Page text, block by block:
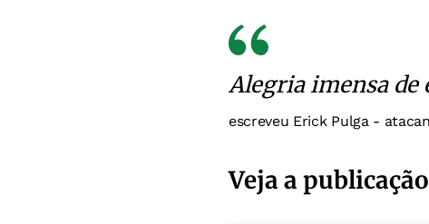
Alegria imensa de
escreveu Erick Pulga -
Veja a